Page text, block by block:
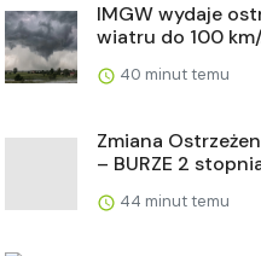
IMGW wydaje
wiatru do 100 km/
40 minut temu
Zmiana
– BURZE 2
44 minut temu